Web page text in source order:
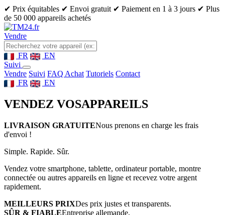
✔ Prix équitables ✔ Envoi gratuit ✔ Paiement en 1 à 3 jours ✔ Plus
de 50 000 appareils achetés
Vendre
FR
EN
Suivi
Vendre Suivi FAQ Achat Tutoriels Contact
FR
EN
VENDEZ VOSAPPAREILS
LIVRAISON GRATUITENous prenons en charge les frais
d'envoi !
Simple. Rapide. Sûr.
Vendez votre smartphone, tablette, ordinateur portable, montre
connectée ou autres appareils en ligne et recevez votre argent
rapidement.
MEILLEURS PRIXDes prix justes et transparents.
SÛR & FIABLEEntreprise allemande.